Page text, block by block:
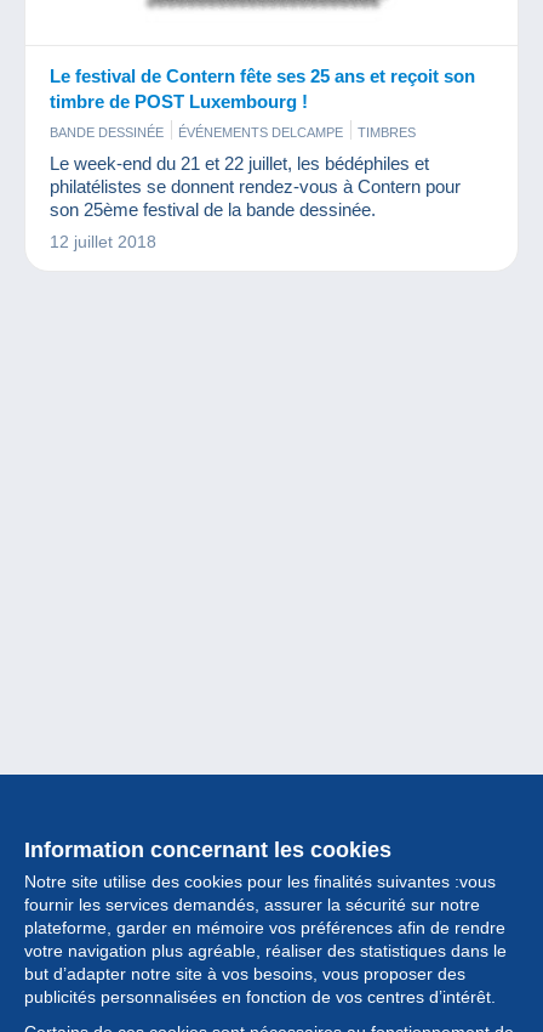
Le festival de Contern fête ses 25 ans et reçoit son
timbre de POST Luxembourg !
BANDE DESSINÉE ÉVÉNEMENTS DELCAMPE TIMBRES
Le week-end du 21 et 22 juillet, les bédéphiles et
philatélistes se donnent rendez-vous à Contern pour
son 25ème festival de la bande dessinée.
12 juillet 2018
Information concernant les cookies
Notre site utilise des cookies pour les finalités suivantes :vous
fournir les services demandés, assurer la sécurité sur notre
plateforme, garder en mémoire vos préférences afin de rendre
votre navigation plus agréable, réaliser des statistiques dans le
but d’adapter notre site à vos besoins, vous proposer des
publicités personnalisées en fonction de vos centres d’intérêt.
Collection